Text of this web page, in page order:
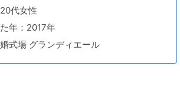
代女性
年：2017年
式場 グランディエール